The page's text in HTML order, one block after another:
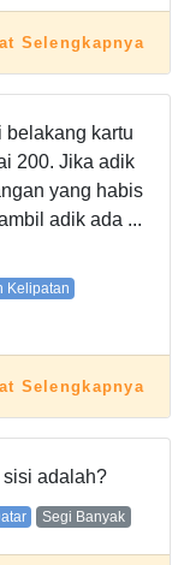
Selengkapnya
belakang kartu
200. Jika adik
yang habis
adik ada ...
Kelipatan
Selengkapnya
adalah?
Segi Banyak